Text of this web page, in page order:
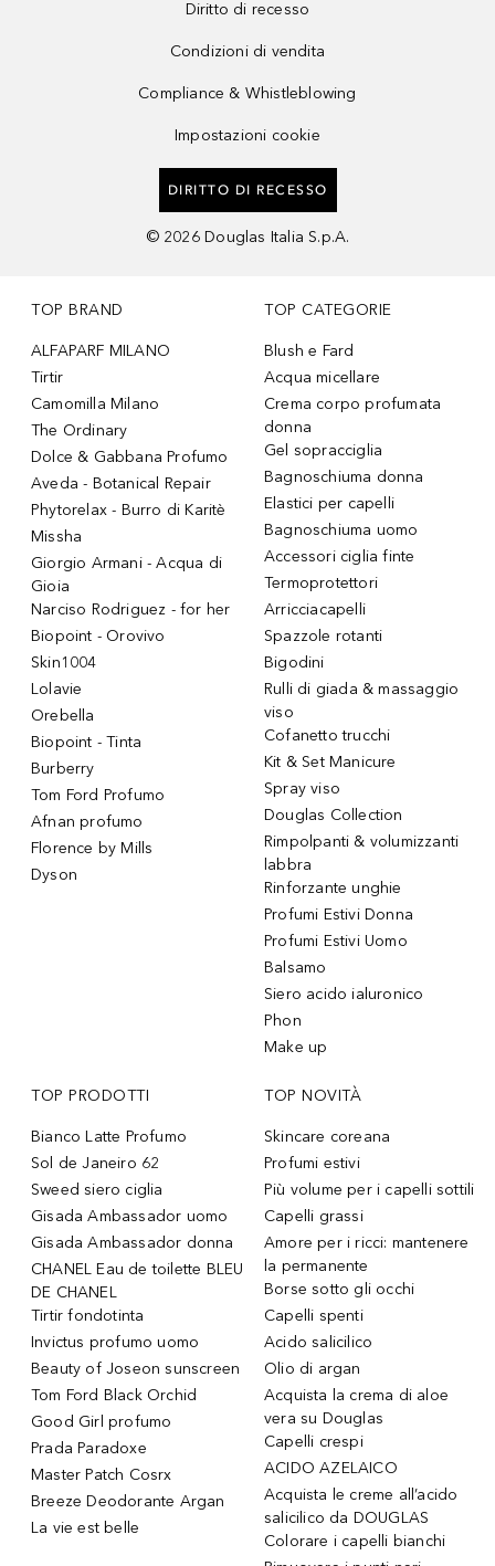
Diritto di recesso
Condizioni di vendita
Compliance & Whistleblowing
Impostazioni cookie
DIRITTO DI RECESSO
© 2026 Douglas Italia S.p.A.
TOP BRAND
ALFAPARF MILANO
Tirtir
Camomilla Milano
The Ordinary
Dolce & Gabbana Profumo
Aveda - Botanical Repair
Phytorelax - Burro di Karitè
Missha
Giorgio Armani - Acqua di
Gioia
Narciso Rodriguez - for her
Biopoint - Orovivo
Skin1004
Lolavie
Orebella
Biopoint - Tinta
Burberry
Tom Ford Profumo
Afnan profumo
Florence by Mills
Dyson
TOP CATEGORIE
Blush e Fard
Acqua micellare
Crema corpo profumata
donna
Gel sopracciglia
Bagnoschiuma donna
Elastici per capelli
Bagnoschiuma uomo
Accessori ciglia finte
Termoprotettori
Arricciacapelli
Spazzole rotanti
Bigodini
Rulli di giada & massaggio
viso
Cofanetto trucchi
Kit & Set Manicure
Spray viso
Douglas Collection
Rimpolpanti & volumizzanti
labbra
Rinforzante unghie
Profumi Estivi Donna
Profumi Estivi Uomo
Balsamo
Siero acido ialuronico
Phon
Make up
TOP PRODOTTI
Bianco Latte Profumo
Sol de Janeiro 62
Sweed siero ciglia
Gisada Ambassador uomo
Gisada Ambassador donna
CHANEL Eau de toilette BLEU
DE CHANEL
Tirtir fondotinta
Invictus profumo uomo
Beauty of Joseon sunscreen
Tom Ford Black Orchid
Good Girl profumo
Prada Paradoxe
Master Patch Cosrx
Breeze Deodorante Argan
La vie est belle
TOP NOVITÀ
Skincare coreana
Profumi estivi
Più volume per i capelli sottili
Capelli grassi
Amore per i ricci: mantenere
la permanente
Borse sotto gli occhi
Capelli spenti
Acido salicilico
Olio di argan
Acquista la crema di aloe
vera su Douglas
Capelli crespi
ACIDO AZELAICO
Acquista le creme all’acido
salicilico da DOUGLAS
Colorare i capelli bianchi